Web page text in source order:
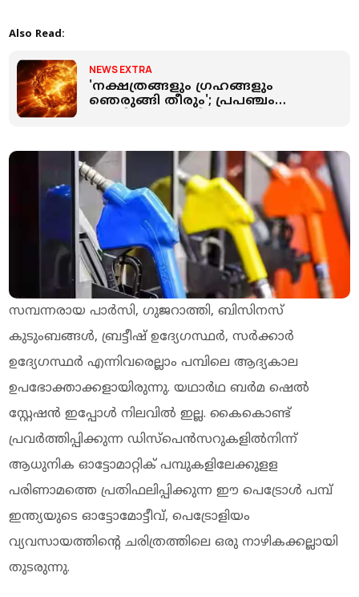
Also Read:
NEWS EXTRA
'നക്ഷത്രങ്ങളും ഗ്രഹങ്ങളും
ഞെരുങ്ങി തീരും'; പ്രപഞ്ചം
സമ്പന്നരായ പാര്‍സി, ഗുജറാത്തി, ബിസിനസ്
കുടുംബങ്ങള്‍, ബ്രട്ടീഷ് ഉദ്യേഗസ്ഥര്‍, സര്‍ക്കാര്‍
ഉദ്യേഗസ്ഥര്‍ എന്നിവരെല്ലാം പമ്പിലെ ആദ്യകാല
ഉപഭോക്താക്കളായിരുന്നു. യഥാര്‍ഥ ബര്‍മ ഷെല്‍
സ്റ്റേഷന്‍ ഇപ്പോള്‍ നിലവില്‍ ഇല്ല. കൈകൊണ്ട്
പ്രവര്‍ത്തിപ്പിക്കുന്ന ഡിസ്‌പെന്‍സറുകളില്‍നിന്ന്
ആധുനിക ഓട്ടോമാറ്റിക് പമ്പുകളിലേക്കുളള
പരിണാമത്തെ പ്രതിഫലിപ്പിക്കുന്ന ഈ പെട്രോള്‍ പമ്പ്
ഇന്ത്യയുടെ ഓട്ടോമോട്ടീവ്, പെട്രോളിയം
വ്യവസായത്തിന്റെ ചരിത്രത്തിലെ ഒരു നാഴികക്കല്ലായി
തുടരുന്നു.